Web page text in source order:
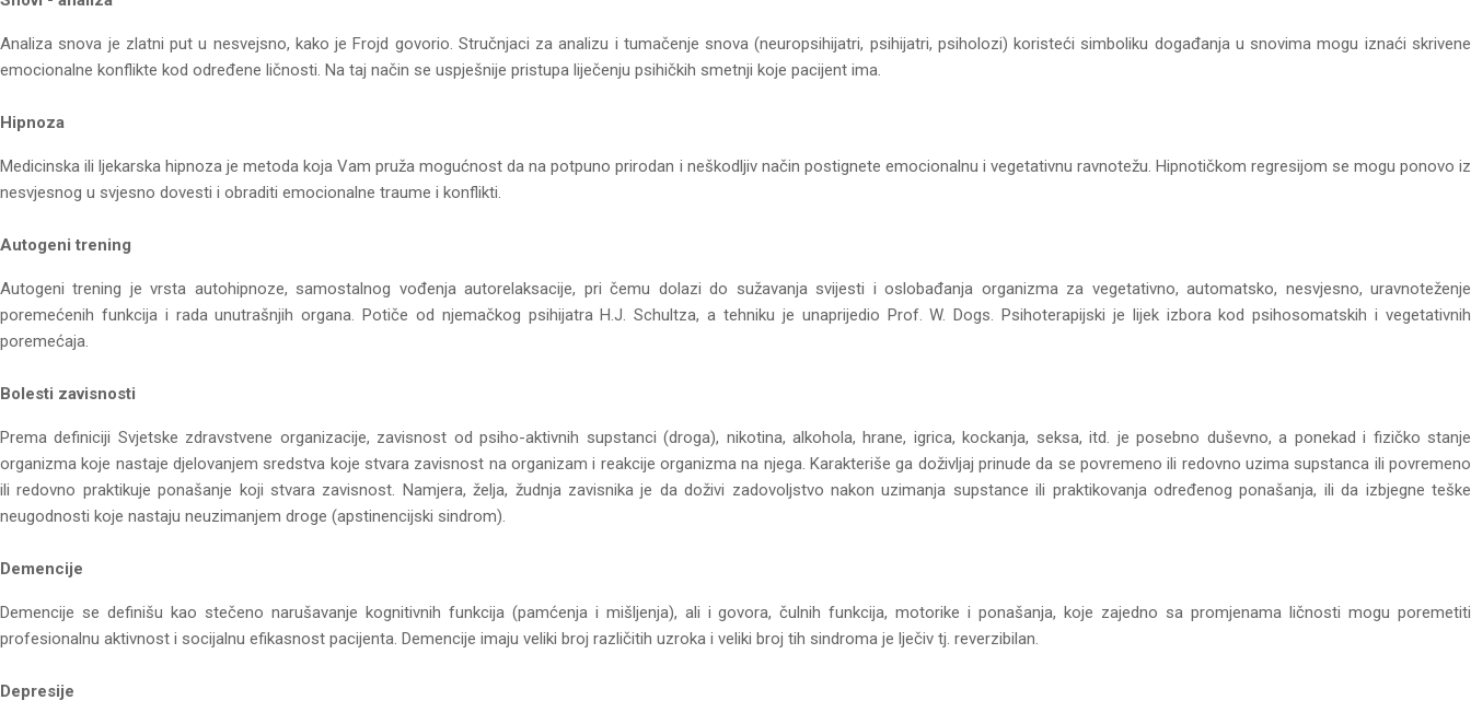
Analiza snova je zlatni put u nesvejsno, kako je Frojd govorio. Stručnjaci za analizu i tumačenje snova (neuropsihijatri, psihijatri, psiholozi) koristeći simboliku događanja u snovima mogu iznaći skrivene
emocionalne konflikte kod određene ličnosti. Na taj način se uspješnije pristupa liječenju psihičkih smetnji koje pacijent ima.
Hipnoza
Medicinska ili ljekarska hipnoza je metoda koja Vam pruža mogućnost da na potpuno prirodan i neškodljiv način postignete emocionalnu i vegetativnu ravnotežu. Hipnotičkom regresijom se mogu ponovo iz
nesvjesnog u svjesno dovesti i obraditi emocionalne traume i konflikti.
Autogeni trening
Autogeni trening je vrsta autohipnoze, samostalnog vođenja autorelaksacije, pri čemu dolazi do sužavanja svijesti i oslobađanja organizma za vegetativno, automatsko, nesvjesno, uravnoteženje
poremećenih funkcija i rada unutrašnjih organa. Potiče od njemačkog psihijatra H.J. Schultza, a tehniku je unaprijedio Prof. W. Dogs. Psihoterapijski je lijek izbora kod psihosomatskih i vegetativnih
poremećaja.
Bolesti zavisnosti
Prema definiciji Svjetske zdravstvene organizacije, zavisnost od psiho-aktivnih supstanci (droga), nikotina, alkohola, hrane, igrica, kockanja, seksa, itd. je posebno duševno, a ponekad i fizičko stanje
organizma koje nastaje djelovanjem sredstva koje stvara zavisnost na organizam i reakcije organizma na njega. Karakteriše ga doživljaj prinude da se povremeno ili redovno uzima supstanca ili povremeno
ili redovno praktikuje ponašanje koji stvara zavisnost. Namjera, želja, žudnja zavisnika je da doživi zadovoljstvo nakon uzimanja supstance ili praktikovanja određenog ponašanja, ili da izbjegne teške
neugodnosti koje nastaju neuzimanjem droge (apstinencijski sindrom).
Demencije
Demencije se definišu kao stečeno narušavanje kognitivnih funkcija (pamćenja i mišljenja), ali i govora, čulnih funkcija, motorike i ponašanja, koje zajedno sa promjenama ličnosti mogu poremetiti
profesionalnu aktivnost i socijalnu efikasnost pacijenta. Demencije imaju veliki broj različitih uzroka i veliki broj tih sindroma je lječiv tj. reverzibilan.
Depresije